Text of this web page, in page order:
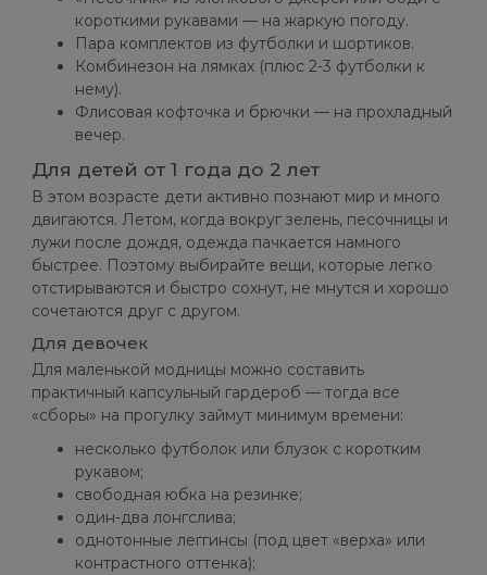
короткими рукавами — на жаркую погоду.
Пара комплектов из футболки и шортиков.
Комбинезон на лямках (плюс 2-3 футболки к
нему).
Флисовая кофточка и брючки — на прохладный
вечер.
Для детей от 1 года до 2 лет
В этом возрасте дети активно познают мир и много
двигаются. Летом, когда вокруг зелень, песочницы и
лужи после дождя, одежда пачкается намного
быстрее. Поэтому выбирайте вещи, которые легко
отстирываются и быстро сохнут, не мнутся и хорошо
сочетаются друг с другом.
Для девочек
Для маленькой модницы можно составить
практичный капсульный гардероб — тогда все
«сборы» на прогулку займут минимум времени:
несколько футболок или блузок с коротким
рукавом;
свободная юбка на резинке;
один-два лонгслива;
однотонные леггинсы (под цвет «верха» или
контрастного оттенка);